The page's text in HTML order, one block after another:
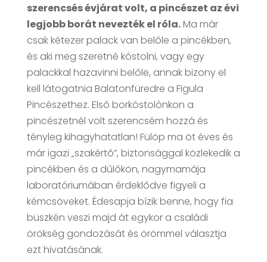
szerencsés évjárat volt, a pincészet az évi
legjobb borát nevezték el róla.Ma már
csak kétezer palack van belőle a pincékben,
és aki meg szeretné kóstolni, vagy egy
palackkal hazavinni belőle, annak bizony el
kell látogatnia Balatonfüredre a Figula
Pincészethez. Első borkóstolónkon a
pincészetnél volt szerencsém hozzá és
tényleg kihagyhatatlan! Fülöp ma öt éves és
már igazi „szakértő”, biztonsággal közlekedik a
pincékben és a dűlőkön, nagymamája
laboratóriumában érdeklődve figyeli a
kémcsöveket. Édesapja bízik benne, hogy fia
büszkén veszi majd át egykor a családi
örökség gondozását és örömmel választja
ezt hivatásának.